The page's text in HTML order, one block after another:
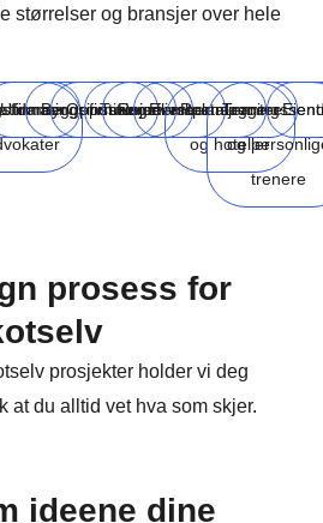
størrelser og bransjer over hele
Utdanningsinstitusjoner
Byggefirmaer
Oppussingsfirmaer
Turisme
Reiselivsbransjen
Eventplanleggere
Restauranter
og hoteller
og
trenere
prosess for
prosjekter holder vi deg
at du alltid vet hva som skjer.
ideene dine